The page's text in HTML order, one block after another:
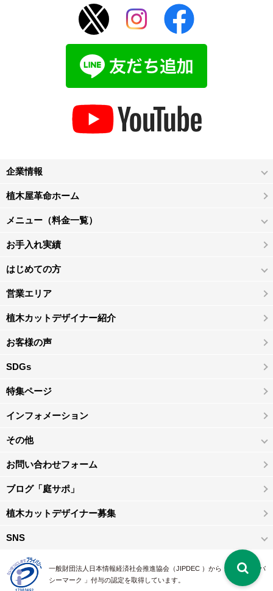
企業情報
植木屋革命ホーム
メニュー（料金一覧）
お手入れ実績
はじめての方
営業エリア
植木カットデザイナー紹介
お客様の声
SDGs
特集ページ
インフォメーション
その他
お問い合わせフォーム
ブログ「庭サポ」
植木カットデザイナー募集
SNS
一般財団法人日本情報経済社会推進協会（JIPDEC ）から 、「 プライバ
シーマーク 」付与の認定を取得しています。